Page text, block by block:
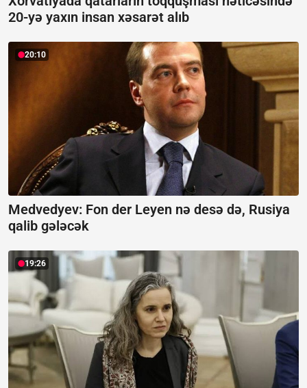
20-yə yaxın insan xəsarət alıb
20:10
Medvedyev: Fon der Leyen nə desə də, Rusiya
qalib gələcək
19:26